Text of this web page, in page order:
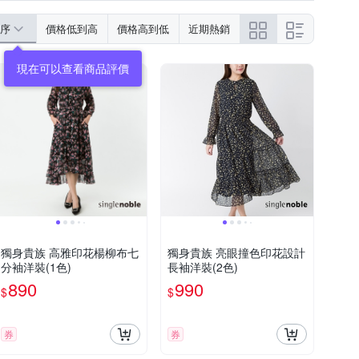
價格低到高 價格高到低 近期熱銷
獨身貴族 高雅印花楊柳布七
分袖洋裝(1色)
$890
券
獨身貴族 亮眼撞色印花設計
長袖洋裝(2色)
$990
券